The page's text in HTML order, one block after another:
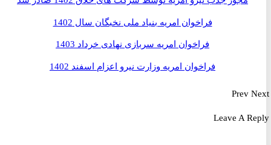
فراخوان امریه بنیاد ملی نخبگان سال 1402
فراخوان امریه سربازی نهادی خرداد 1403
فراخوان امریه وزارت نیرو اعزام اسفند 1402
Prev
Leave A